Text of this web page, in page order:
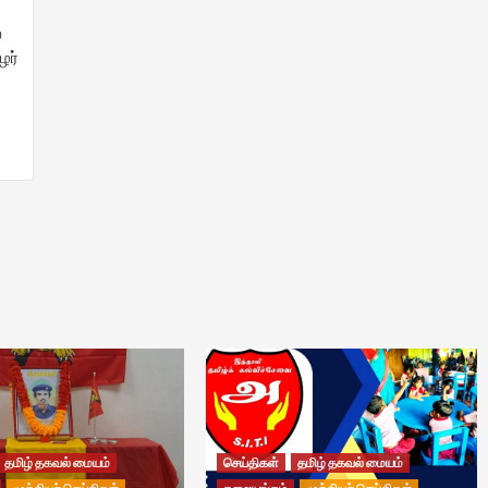
தமிழ் தகவல் மையம்
செய்திகள்
தமிழ் தகவல் மையம்